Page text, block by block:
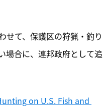
せて、保護区の狩猟・釣り
場合に、連邦政府として追
on U.S. Fish and